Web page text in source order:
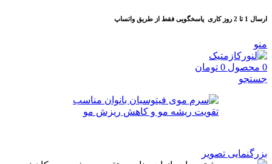
ارسال 1 تا 2 روز کاری پاسخگویی فقط از طریق واتساپ
منو
0 محصول 0 تومان
جستجو
بزرگنمایی تصویر